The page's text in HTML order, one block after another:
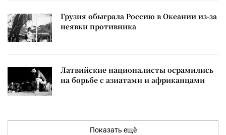
Грузия обыграла Россию в Океании из-за
неявки противника
Латвийские националисты осрамились
на борьбе с азиатами и африканцами
Показать ещё